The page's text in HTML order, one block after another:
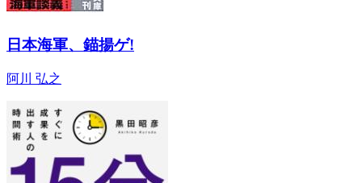
日本海軍、錨揚ゲ!
阿川 弘之